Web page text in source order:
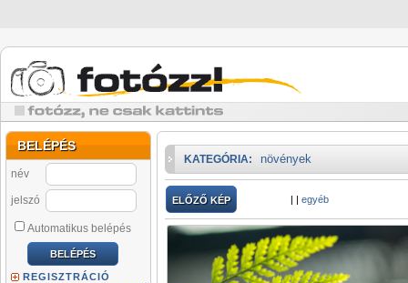
BELÉPÉS
név
jelszó
Automatikus belépés
REGISZTRÁCIÓ
KATEGÓRIA: növények
ELŐZŐ KÉP | | egyéb